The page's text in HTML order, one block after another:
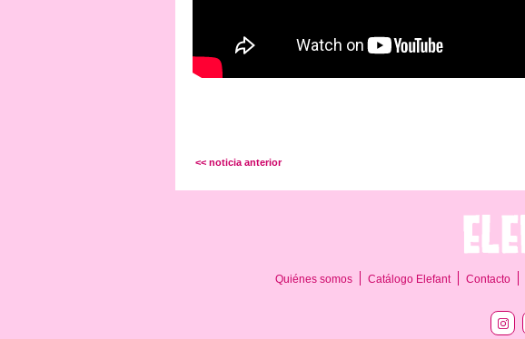
<< noticia anterior
Quiénes somos Catálogo Elefant Contacto